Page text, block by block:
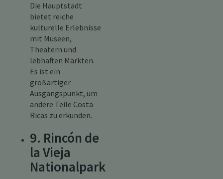
Die Hauptstadt
bietet reiche
kulturelle Erlebnisse
mit Museen,
Theatern und
lebhaften Märkten.
Es ist ein
großartiger
Ausgangspunkt, um
andere Teile Costa
Ricas zu erkunden.
9. Rincón de
la Vieja
Nationalpark